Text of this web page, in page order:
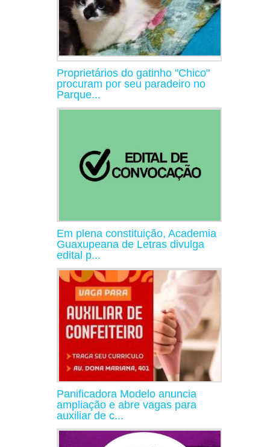
Proprietários do gatinho "Chico"
procuram por seu paradeiro no
Parque...
Em plena constituição, Academia
Guaxupeana de Letras divulga
edital p...
Panificadora Modelo anuncia
ampliação e abre vagas para
auxiliar de c...